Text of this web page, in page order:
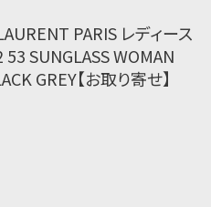
PARIS レディース
SUNGLASS WOMAN
GREY【お取り寄せ】